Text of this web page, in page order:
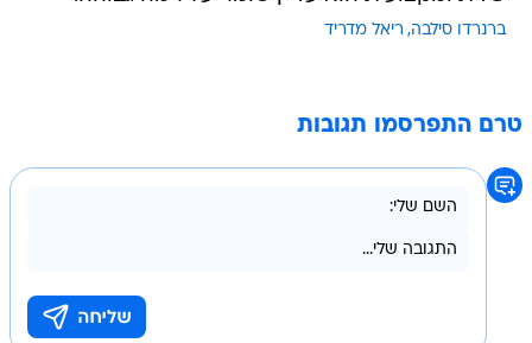
ברנרדו סילבה ריאל מדריד
טרם התפרסמו תגובות